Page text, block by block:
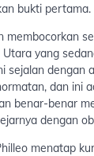
bukti pertama.
membocorkan
yang
sejalan dengan
dan ini
benar-benar
dengan
menatap